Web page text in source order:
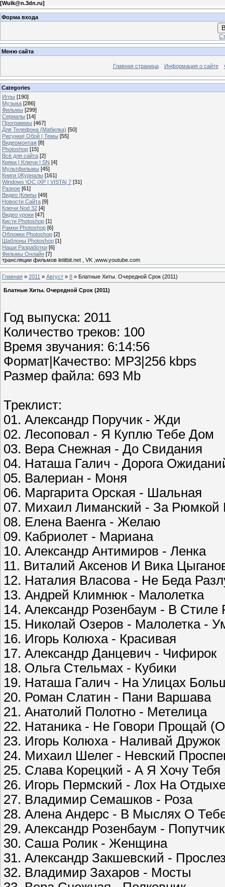
[Wulk@n.3dn.ru]
Форма входа
Меню сайта
Главная страница Информация о сайте
Categories
Игры [190]
Музыка [286]
Фильмы [299]
Сериалы [14]
Программы [467]
Для Телефона (Мабилка) [50]
Рисунки| Обой | Темы [55]
Видеомонтаж [8]
Photoshop [15]
Всё для сайта [2]
Кряки | Kлючи | SN [4]
Мультфильмы [45]
Книги |Журналы [161]
Windows \OC |XP | VISTA| 7 [31]
Разное [61]
Видео |Клипы [49]
Новости Сайта [9]
Ключи Nod 32 [4]
Видео уроки [47]
Кисти Photoshop [1]
Рамки Photoshop [6]
Обложки Photoshop [2]
Шаблоны Photoshop [1]
Наши Разработки [6]
Фильмы Онлайн [7]
трансляции фильмов letitbit.net , VK ,www.youtube.com
Главная » 2011 » Август » 8 » Блатные Хиты. Очередной Срок (2011)
Блатные Хиты. Очередной Срок (2011)
Год выпуска: 2011
Количество треков: 100
Время звучания: 6:14:56
Формат|Качество: МP3|256 kbps
Размер файла: 693 Mb
Треклист:
01. Александр Поручик - Жди
02. Лесоповал - Я Куплю Тебе Дом
03. Вера Снежная - До Свидания
04. Наташа Галич - Дорога
05. Валериан - Моня
06. Маргарита Орская - Шальная
07. Михаил Лиманский - За Рюмкой
08. Елена Ваенга - Желаю
09. Кабриолет - Мариана
10. Александр Антимиров - Ленка
11. Виталий Аксенов И Вика
12. Наталия Власова - Не Беда
13. Андрей Климнюк - Малолетка
14. Александр Розенбаум - В Стиле
15. Николай Озеров - Малолетка -
16. Игорь Колюха - Красивая
17. Александр Данцевич - Чифирок
18. Ольга Стельмах - Кубики
19. Наташа Галич - На Улицах
20. Роман Слатин - Пани Варшава
21. Анатолий Полотно - Метелица
22. Натаника - Не Говори Прощай
23. Игорь Колюха - Наливай Дружок
24. Михаил Шелег - Невский
25. Слава Корецкий - А Я Хочу Тебя
26. Игорь Пермский - Лох На
27. Владимир Семашков - Роза
28. Аленa Андерс - В Мыслях О
29. Александр Розенбаум - Попутчик
30. Саша Ролик - Женщина
31. Александр Закшевский -
32. Владимир Захаров - Мосты